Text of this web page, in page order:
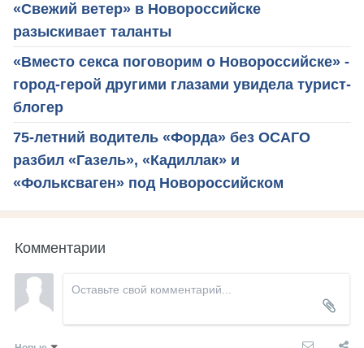
«Свежий ветер» в Новороссийске
разыскивает таланты
«Вместо секса поговорим о Новороссийске» -
город-герой другими глазами увидела турист-
блогер
75-летний водитель «Форда» без ОСАГО
разбил «Газель», «Кадиллак» и
«Фольксваген» под Новороссийском
Комментарии